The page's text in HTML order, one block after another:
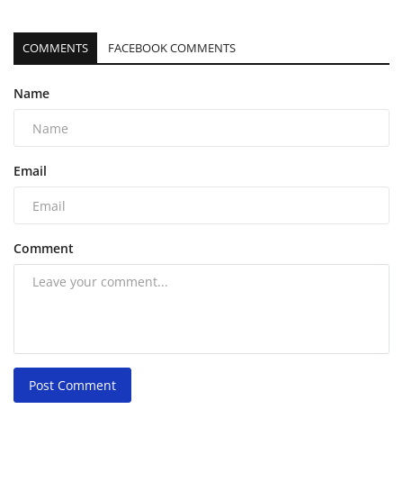
COMMENTS FACEBOOK COMMENTS
Name
Email
Comment
Post Comment